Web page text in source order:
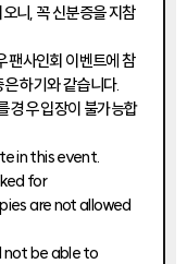
니, 꼭 신분증을 지참
팬사인회 이벤트에 참
하기와 같습니다.
경우 입장이 불가능합
in this event.
for
are not allowed
not be able to